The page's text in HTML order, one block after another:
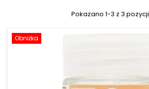
Pokazano 1-3 z 3 pozycji
Obniżka